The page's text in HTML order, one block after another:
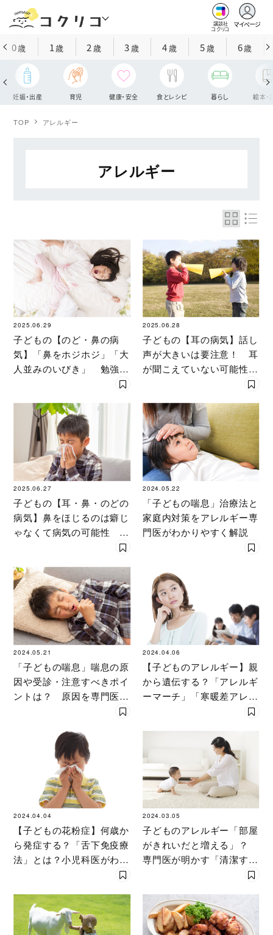
講談社
コクリコ
マイページ
0歳 1歳 2 歳 3歳 4歳 5歳 6歳
妊娠・出産 育児 健康・安全 食とレシピ 暮らし 絵本・
TOP アレルギー
アレルギー
2025.06.29
子どもの【のど・鼻の病
気】「鼻をホジホジ」「大
人並みのいびき」 勉強に
も影響するのどや鼻の病気
が解説】
2025.06.28
子どもの【耳の病気】話し
声が大きいは要注意！ 耳
が聞こえていない可能性ア
リ 〔耳鼻咽喉科専門医が
2025.06.27
子どもの【耳・鼻・のどの
病気】鼻をほじるのは癖じ
ゃなくて病気の可能性
〔耳鼻咽喉科専門医が解
2024.05.22
「子どもの喘息」治療法と
家庭内対策をアレルギー専
門医がわかりやすく解説
2024.05.21
「子どもの喘息」喘息の原
因や受診・注意すべきポイ
ントは？ 原因を専門医が
2024.04.06
【子どものアレルギー】親
から遺伝する？「アレルギ
ーマーチ」「寒暖差アレル
ギー」などを専門医が解説
2024.04.04
【子どもの花粉症】何歳か
ら発症する？「舌下免疫療
法」とは？小児科医がわか
2024.03.05
子どものアレルギー「部屋
がきれいだと増える」？
専門医が明かす「清潔すぎ